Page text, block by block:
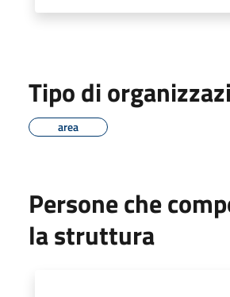
Tipo di
area
Persone che
la struttura